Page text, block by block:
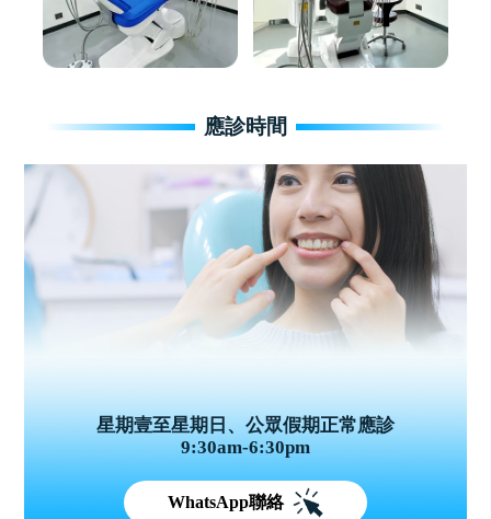
應診時間
星期壹至星期日、公眾假期正常應診
9:30am-6:30pm
WhatsApp聯絡